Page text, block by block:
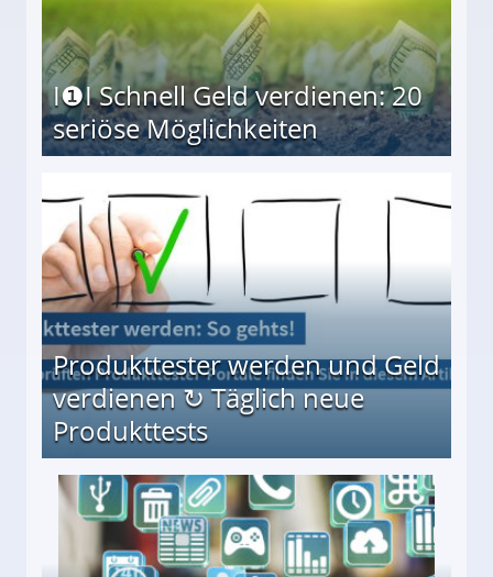
I❶I Schnell Geld verdienen: 20
seriöse Möglichkeiten
Produkttester werden und Geld
verdienen ↻ Täglich neue
Produkttests
↻ Täglich neue Produkttests